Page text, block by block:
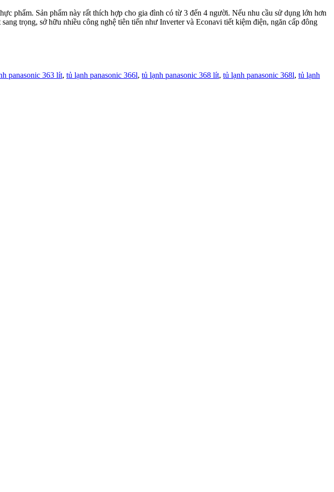
phẩm. Sản phẩm này rất thích hợp cho gia đình có từ 3 đến 4 người. Nếu nhu cầu sử dụng lớn hơn
trọng, sở hữu nhiều công nghệ tiên tiến như Inverter và Econavi tiết kiệm điện, ngăn cấp đông
panasonic 363 lít, tủ lạnh panasonic 366l, tủ lạnh panasonic 368 lít, tủ lạnh panasonic 368l, tủ lạnh